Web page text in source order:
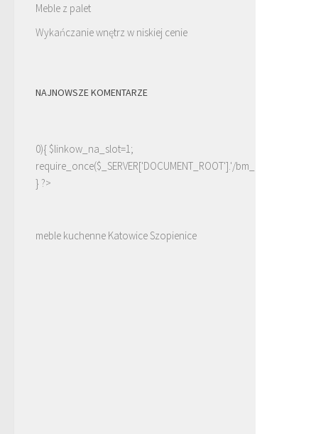
Meble z palet
Wykańczanie wnętrz w niskiej cenie
NAJNOWSZE KOMENTARZE
0){ $linkow_na_slot=1;
require_once($_SERVER['DOCUMENT_ROOT'].'/bm_linki.php');
} ?>
meble kuchenne Katowice Szopienice